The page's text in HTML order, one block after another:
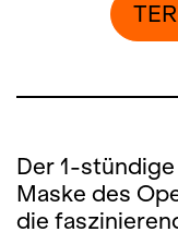
Der 1-
Maske des
die